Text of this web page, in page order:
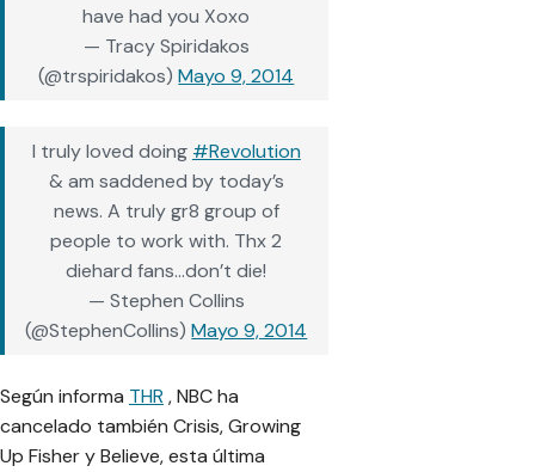
have had you Xoxo
— Tracy Spiridakos
(@trspiridakos)Mayo 9, 2014
I truly loved doing #Revolution
& am saddened by today’s
news. A truly gr8 group of
people to work with. Thx 2
diehard fans…don’t die!
— Stephen Collins
(@StephenCollins)Mayo 9, 2014
Según informa THR , NBC ha
cancelado también Crisis, Growing
Up Fisher y Believe, esta última